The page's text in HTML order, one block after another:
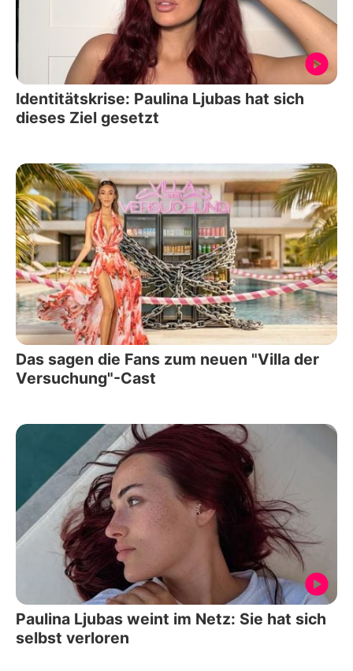
Identitätskrise: Paulina Ljubas hat sich
dieses Ziel gesetzt
Das sagen die Fans zum neuen "Villa der
Versuchung"-Cast
Paulina Ljubas weint im Netz: Sie hat sich
selbst verloren